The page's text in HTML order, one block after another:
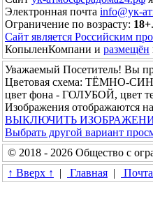
Электронная почта info@ук-
Ограничение по возрасту: 18+
Сайт является Российским
КопыленКомпани и размещён
Уважаемый Посетитель! Вы
Цветовая схема:
цвет фона - ГОЛУБОЙ, цвет
Изображения отображаются
ВЫКЛЮЧИТЬ
Выбрать другой вариант
© 2018 - 2026 Общество с
↑ Вверх ↑
| Главная | Почта